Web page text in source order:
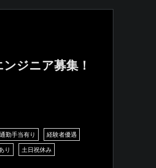
ジニア募集！
通勤手当有り 経験者優遇
り 土日祝休み